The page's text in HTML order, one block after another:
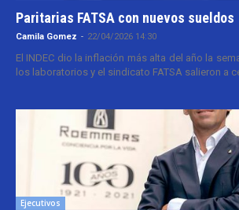
Paritarias FATSA con nuevos sueldos
Camila Gomez - 22/04/2026 14:30
El INDEC dio la inflación más alta del año la
los laboratorios y el sindicato FATSA salieron a
Ejecutivos